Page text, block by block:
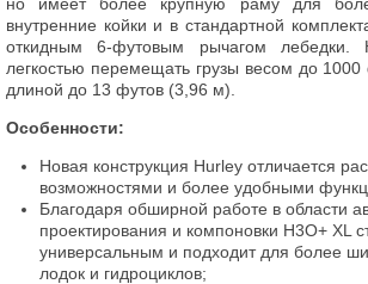
внутренние койки и в стандартной
откидным 6-футовым рычагом
легкостью перемещать грузы весом до 1000
длиной до 13 футов (3,96 м).
Особенности:
Новая конструкция Hurley отличается
возможностями и более удобными
Благодаря обширной работе в области
проектирования и компоновки H3O+ XL
универсальным и подходит для более
лодок и гидроциклов;